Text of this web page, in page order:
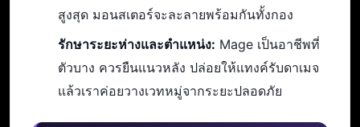
สูงสุด มอนสเตอร์จะละลายพร้อมกันทั้งกอง
รักษาระยะห่างและตำแหน่ง: Mage เป็นอาชีพที่
ตัวบาง ควรยืนแนวหลัง ปล่อยให้แทงค์รับดาเมจ
แล้วเราค่อยวางเวทหมู่จากระยะปลอดภัย